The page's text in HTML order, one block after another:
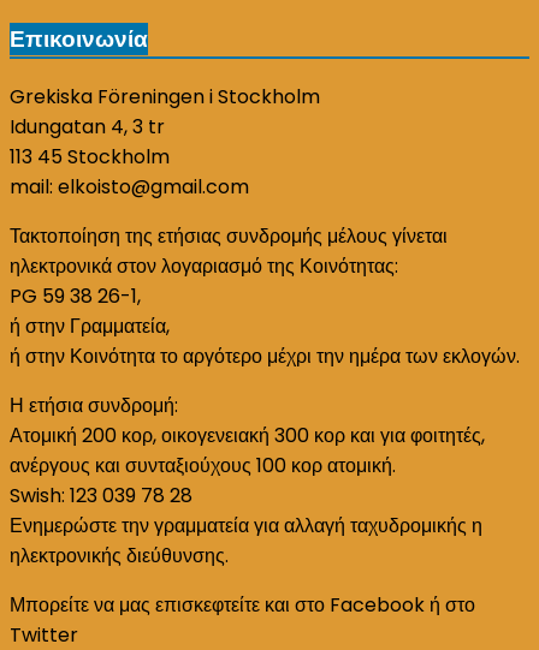
Επικοινωνία
Grekiska Föreningen i Stockholm
Idungatan 4, 3 tr
113 45 Stockholm
mail: elkoisto@gmail.com
Τακτοποίηση της ετήσιας συνδρομής μέλους γίνεται
ηλεκτρονικά στον λογαριασμό της Κοινότητας:
PG 59 38 26-1,
ή στην Γραμματεία,
ή στην Κοινότητα το αργότερο μέχρι την ημέρα των εκλογών.
Η ετήσια συνδρομή:
Ατομική 200 κορ, οικογενειακή 300 κορ και για φοιτητές,
ανέργους και συνταξιούχους 100 κορ ατομική.
Swish: 123 039 78 28
Ενημερώστε την γραμματεία για αλλαγή ταχυδρομικής η
ηλεκτρονικής διεύθυνσης.
Μπορείτε να μας επισκεφτείτε και στο Facebook ή στο
Twitter